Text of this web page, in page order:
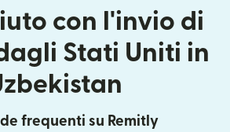
con l'invio di
Stati Uniti in
frequenti su Remitly